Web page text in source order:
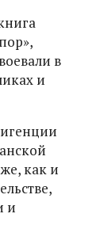
в
и
как и
и